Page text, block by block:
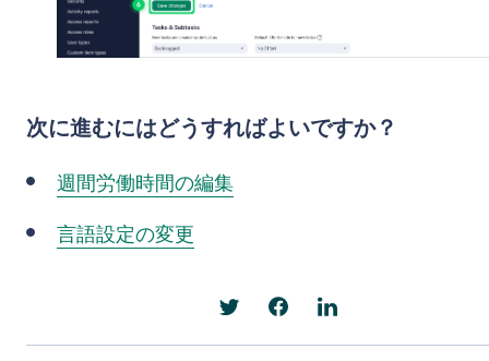
次に進むにはどうすればよいですか？
週間労働時間の編集
言語設定の変更